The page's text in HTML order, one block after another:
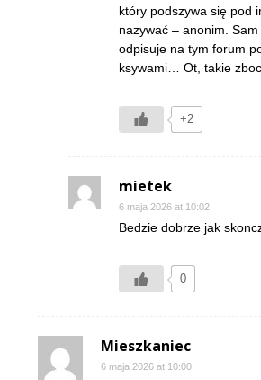
który podszywa się pod
nazywać – anonim.
odpisuje na tym forum
ksywami… Ot, takie
+2
mietek
6 maja 2026 at 10:02
Bedzie dobrze jak
0
Mieszkaniec
6 maja 2026 at 10:00